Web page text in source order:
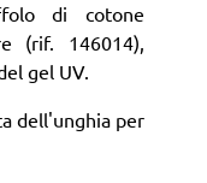
di cotone
(rif. 146014),
gel UV.
dell'unghia per